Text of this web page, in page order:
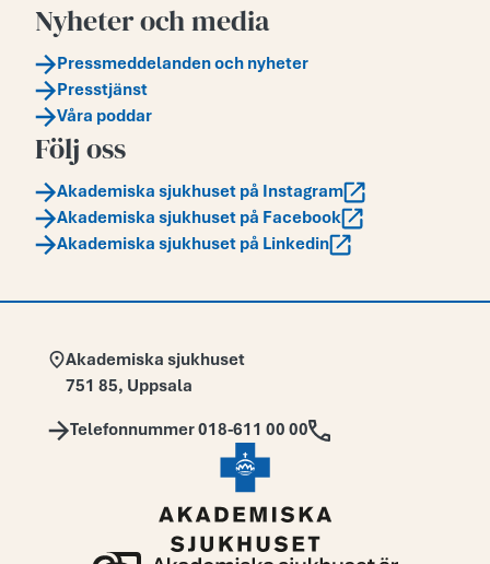
Nyheter och media
Pressmeddelanden och nyheter
Presstjänst
Våra poddar
Följ oss
Akademiska sjukhuset på Instagram
Akademiska sjukhuset på Facebook
Akademiska sjukhuset på Linkedin
Adress:
Akademiska sjukhuset
751 85, Uppsala
Telefon:
Telefonnummer 018-611 00 00